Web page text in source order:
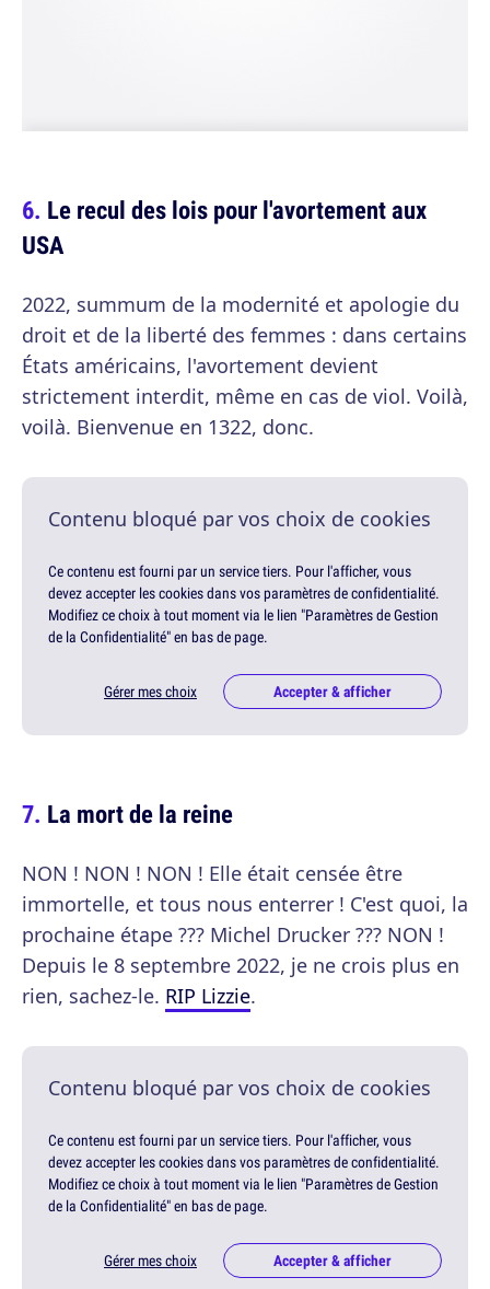
Le recul des lois pour l'avortement aux
USA
2022, summum de la modernité et apologie du
droit et de la liberté des femmes : dans certains
États américains, l'avortement devient
strictement interdit, même en cas de viol. Voilà,
voilà. Bienvenue en 1322, donc.
Contenu bloqué par vos choix de cookies
Ce contenu est fourni par un service tiers. Pour l'afficher, vous
devez accepter les cookies dans vos paramètres de confidentialité.
Modifiez ce choix à tout moment via le lien "Paramètres de Gestion
de la Confidentialité" en bas de page.
Gérer mes choix Accepter & afficher
La mort de la reine
NON ! NON ! NON ! Elle était censée être
immortelle, et tous nous enterrer ! C'est quoi, la
prochaine étape ??? Michel Drucker ??? NON !
Depuis le 8 septembre 2022, je ne crois plus en
rien, sachez-le. RIP Lizzie.
Contenu bloqué par vos choix de cookies
Ce contenu est fourni par un service tiers. Pour l'afficher, vous
devez accepter les cookies dans vos paramètres de confidentialité.
Modifiez ce choix à tout moment via le lien "Paramètres de Gestion
de la Confidentialité" en bas de page.
Gérer mes choix Accepter & afficher